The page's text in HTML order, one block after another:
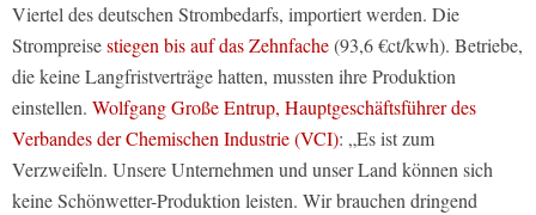
Viertel des deutschen Strombedarfs, importiert werden. Die
Strompreisestiegen bis auf das Zehnfache(93,6 €ct/kwh). Betriebe,
die keine Langfristverträge hatten, mussten ihre Produktion
einstellen. Wolfgang Große Entrup, Hauptgeschäftsführer des
Verbandes der Chemischen Industrie (VCI): „Es ist zum
Verzweifeln. Unsere Unternehmen und unser Land können sich
keine Schönwetter-Produktion leisten. Wir brauchen dringend